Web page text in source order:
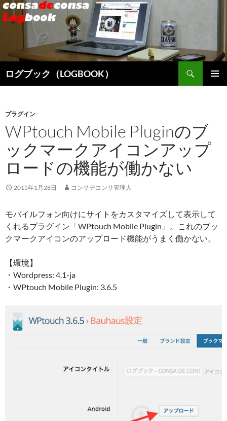
ログブック（LOGBOOK）
索
ン
ツ
へ
キ
ッ
プラグイン
WPtouch Mobile Pluginのブ
ックマークアイコンアップ
ロードの機能が働かない
2015年1月28日 コンサデコンサ管理人
モバイルフォン向けにサイトをカスタマイズして表示して
くれるプラグイン「WPtouch Mobile Plugin」。これのブッ
クマークアイコンのアップロード機能がうまく働かない。
【環境】
・Wordpress: 4.1-ja
・WPtouch Mobile Plugin: 3.6.5